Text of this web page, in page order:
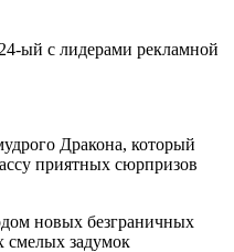
Дракона, который
приятных сюрпризов
новых безграничных
смелых задумок